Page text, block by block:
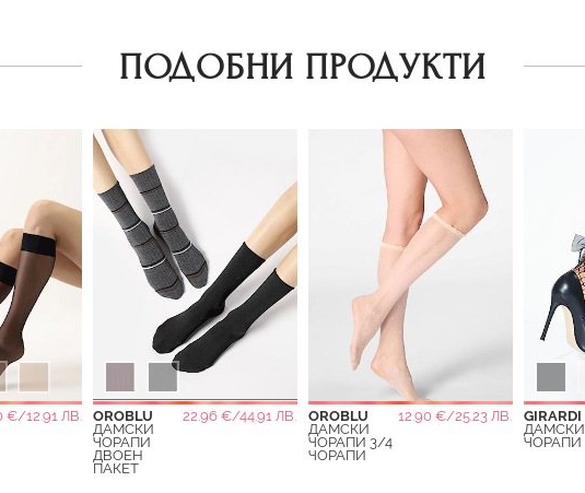
ПОДОБНИ ПРОДУКТИ
€/12.91 ЛВ.
OROBLU
22.96 €/44.91 ЛВ.
ДАМСКИ
ЧОРАПИ
ДВОЕН
ПАКЕТ
OROBLU
12.90 €/25.23 ЛВ.
ДАМСКИ
ЧОРАПИ 3/4
ЧОРАПИ
GIRARDI
ДАМСКИ
ЧОРАПИ